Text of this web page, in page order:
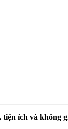
ích và không